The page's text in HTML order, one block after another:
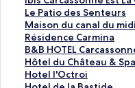
a
b
r
i
r
l
r
a
a
b
r
i
a
r
a
a
b
r
p
a
r
a
a
b
e
p
a
r
a
a
c
e
p
a
r
a
a
c
e
p
a
r
l
a
c
e
p
a
n
l
a
c
e
p
Le Patio des Senteurs
E
n
l
a
c
e
Maison du canal du midi
E
n
l
a
c
Résidence Carmina
E
n
l
a
B&B HOTEL
E
n
l
Hôtel du Château &
E
n
Hotel l'Octroi
E